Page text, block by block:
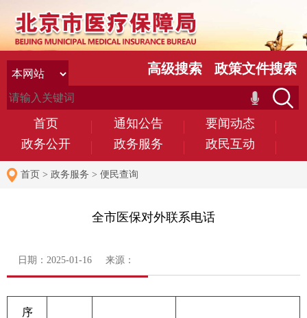
首页 通知公告
要闻动态
政务公开
政务服务 政民互动
高级搜索 政策文件搜索
首页 > 政务服务 > 便民查询
全市医保对外联系电话
日期：2025-01-16 来源：
序